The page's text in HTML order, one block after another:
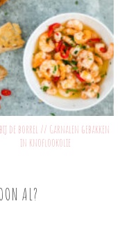
de borrel // Garnalen gebakken
in knoflookolie
AL?